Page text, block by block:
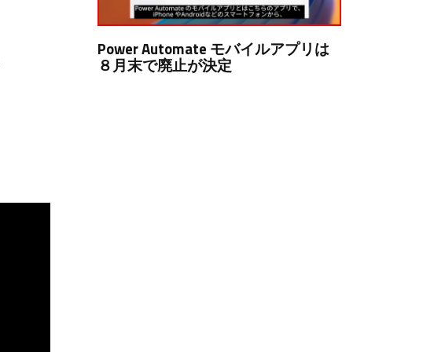
Power Automate モバイルアプリは
８月末で廃止が決定